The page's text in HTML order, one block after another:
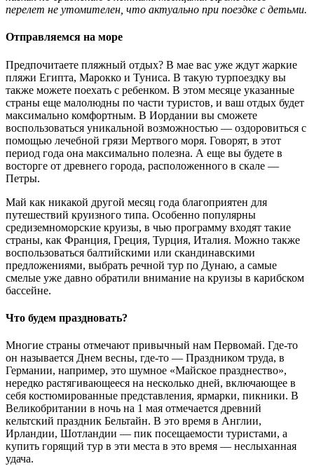
перелет не утомителен, что актуально при поездке с детьми.
Отправляемся на море
Предпочитаете пляжный отдых? В мае вас уже ждут жаркие
пляжи Египта, Марокко и Туниса. В такую турпоездку вы
также можете поехать с ребенком. В этом месяце указанные
страны еще малолюдны по части туристов, и ваш отдых будет
максимально комфортным. В Иордании вы сможете
воспользоваться уникальной возможностью — оздоровиться с
помощью лечебной грязи Мертвого моря. Говорят, в этот
период года она максимально полезна. А еще вы будете в
восторге от древнего города, расположенного в скале —
Петры.
Май как никакой другой месяц года благоприятен для
путешествий круизного типа. Особенно популярны
средиземноморские круизы, в чью программу входят такие
страны, как Франция, Греция, Турция, Италия. Можно также
воспользоваться балтийскими или скандинавскими
предложениями, выбрать речной тур по Дунаю, а самые
смелые уже давно обратили внимание на круизы в карибском
бассейне.
Что будем праздновать?
Многие страны отмечают привычный нам Первомай. Где-то
он называется Днем весны, где-то — Праздником труда, в
Германии, например, это шумное «Майское празднество»,
нередко растягивающееся на несколько дней, включающее в
себя костюмированные представления, ярмарки, пикники. В
Великобритании в ночь на 1 мая отмечается древний
кельтский праздник Бельтайн. В это время в Англии,
Ирландии, Шотландии — пик посещаемости туристами, а
купить горящий тур в эти места в это время — неслыханная
удача.